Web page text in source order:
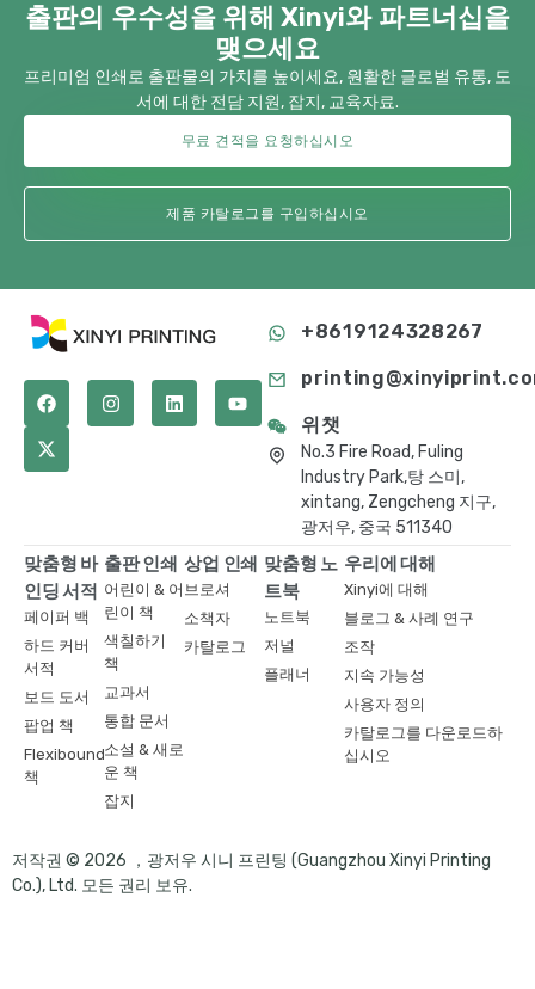
출판의 우수성을 위해 Xinyi와 파트너십을
맺으세요
프리미엄 인쇄로 출판물의 가치를 높이세요, 원활한 글로벌 유통, 도
서에 대한 전담 지원, 잡지, 교육자료.
무료 견적을 요청하십시오
제품 카탈로그를 구입하십시오
+8619124328267
위챗
No.3 Fire Road, Fuling
Industry Park,탕 스미,
xintang, Zengcheng 지구,
광저우, 중국 511340
맞춤형 바
인딩 서적
페이퍼 백
하드 커버
서적
보드 도서
팝업 책
Flexibound
책
출판 인쇄
어린이 & 어
린이 책
색칠하기
책
교과서
통합 문서
소설 & 새로
운 책
잡지
상업 인쇄
브로셔
소책자
카탈로그
맞춤형 노
트북
노트북
저널
플래너
우리에 대해
Xinyi에 대해
블로그 & 사례 연구
조작
지속 가능성
사용자 정의
카탈로그를 다운로드하
십시오
저작권 © 2026 ，광저우 시니 프린팅 (Guangzhou Xinyi Printing
Co.), Ltd. 모든 권리 보유.